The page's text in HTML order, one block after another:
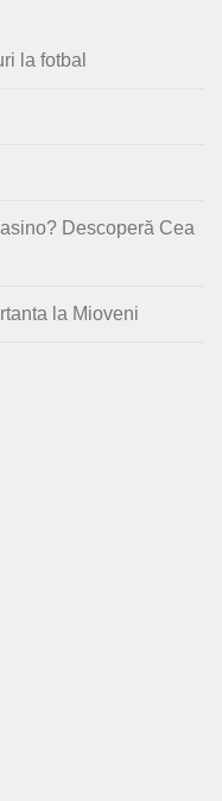
la fotbal
Descoperă Cea
la Mioveni